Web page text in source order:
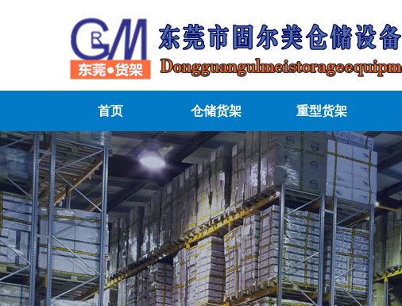
首页 仓储货架 重型货架